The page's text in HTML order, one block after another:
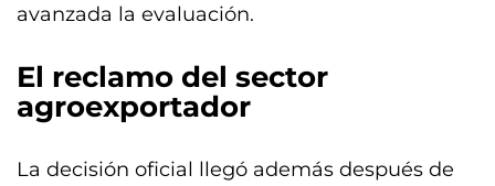
avanzada la evaluación.
El reclamo del sector
agroexportador
La decisión oficial llegó además después de